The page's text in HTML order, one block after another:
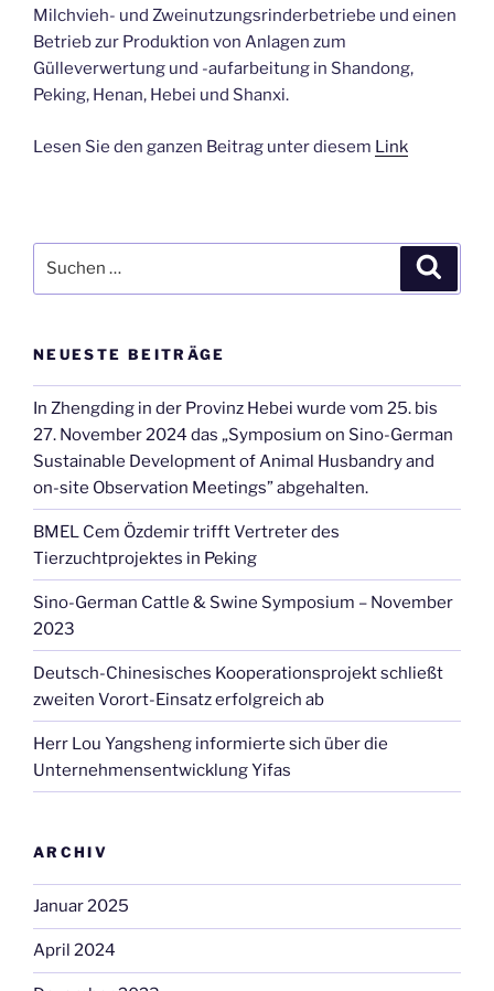
Milchvieh- und Zweinutzungsrinderbetriebe und einen
Betrieb zur Produktion von Anlagen zum
Gülleverwertung und -aufarbeitung in Shandong,
Peking, Henan, Hebei und Shanxi.
Lesen Sie den ganzen Beitrag unter diesem Link
nach:
NEUESTE BEITRÄGE
In Zhengding in der Provinz Hebei wurde vom 25. bis
27. November 2024 das „Symposium on Sino-German
Sustainable Development of Animal Husbandry and
on-site Observation Meetings” abgehalten.
BMEL Cem Özdemir trifft Vertreter des
Tierzuchtprojektes in Peking
Sino-German Cattle & Swine Symposium – November
2023
Deutsch-Chinesisches Kooperationsprojekt schließt
zweiten Vorort-Einsatz erfolgreich ab
Herr Lou Yangsheng informierte sich über die
Unternehmensentwicklung Yifas
ARCHIV
Januar 2025
April 2024